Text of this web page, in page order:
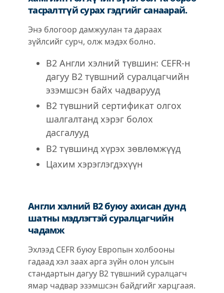
тасралтгүй сурах гэдгийг санаарай.
Энэ блогоор дамжуулан та дараах
зүйлсийг сурч, олж мэдэх болно.
B2 Англи хэлний түвшин: CEFR-н
дагуу B2 түвшний суралцагчийн
эзэмшсэн байх чадварууд
B2 түвшний сертификат олгох
шалгалтанд хэрэг болох
дасгалууд
B2 түвшинд хүрэх зөвлөмжүүд
Цаxим хэрэглэгдэхүүн
Англи хэлний B2 буюу ахисан дунд
шатны мэдлэгтэй суралцагчийн
чадамж
Эхлээд CEFR буюу Европын холбооны
гадаад хэл заах арга зүйн олон улсын
стандартын дагуу B2 түвшний суралцагч
ямар чадвар эзэмшсэн байдгийг харцгаая.